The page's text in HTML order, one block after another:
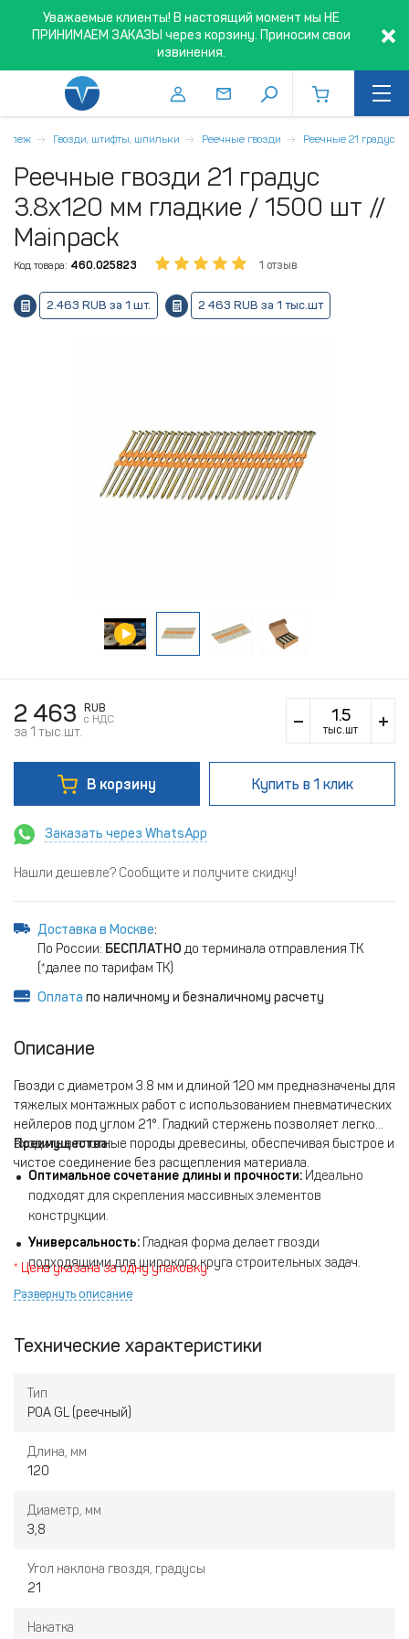
Уважаемые клиенты! В настоящий момент мы НЕ
ПРИНИМАЕМ ЗАКАЗЫ через корзину. Приносим свои
извинения.
Гвозди, штифты, шпильки Реечные гвозди Реечные 21 градус
Реечные гвозди 21 градус
3.8x120 мм гладкие / 1500 шт //
Mainpack
Код товара: 460.025823 1 отзыв
2.463 RUB за 1 шт. 2 463 RUB за 1 тыс.шт
2 463
RUB
c НДС
за 1 тыс.шт. тыс.шт
В корзину Купить в 1 клик
Заказать через WhatsApp
Нашли дешевле? Сообщите и получите скидку!
Доставка в Москве:
По России: БЕСПЛАТНО до терминала отправления ТК
(*далее по тарифам ТК)
Оплата по наличному и безналичному расчету
Описание
Гвозди с диаметром 3.8 мм и длиной 120 мм предназначены для
тяжелых монтажных работ с использованием пневматических
нейлеров под углом 21°. Гладкий стержень позволяет легко
входить в плотные породы древесины, обеспечивая быстрое и
чистое соединение без расщепления материала.
Преимущества:
Оптимальное сочетание длины и прочности: Идеально
подходят для скрепления массивных элементов
конструкции.
Универсальность: Гладкая форма делает гвозди
подходящими для широкого круга строительных задач.
Быстрая установка:
углом наклона 21°, что удобно для профессионалов.
* Цена указана за одну упаковку
Развернуть описание
Технические характеристики
Тип
P0A GL (реечный)
Длина, мм
120
Диаметр, мм
3,8
Угол наклона гвоздя, градусы
21
Накатка